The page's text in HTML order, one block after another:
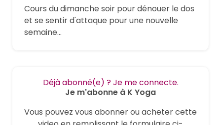
Cours du dimanche soir pour dénouer le dos
et se sentir d'attaque pour une nouvelle
semaine...
Déjà abonné(e) ? Je me connecte.
Je m'abonne à K Yoga
Vous pouvez vous abonner ou acheter cette